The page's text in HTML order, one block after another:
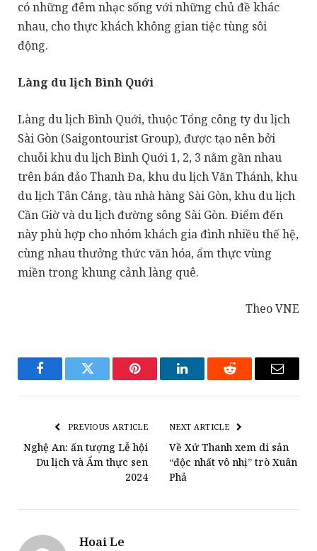
có những đêm nhạc sống với những chủ đề khác
nhau, cho thực khách không gian tiệc tùng sôi
động.
Làng du lịch Bình Quới
Làng du lịch Bình Quới, thuộc Tổng công ty du lịch
Sài Gòn (Saigontourist Group), được tạo nên bởi
chuỗi khu du lịch Bình Quới 1, 2, 3 nằm gần nhau
trên bán đảo Thanh Đa, khu du lịch Văn Thánh, khu
du lịch Tân Cảng, tàu nhà hàng Sài Gòn, khu du lịch
Cần Giờ và du lịch đường sông Sài Gòn. Điểm đến
này phù hợp cho nhóm khách gia đình nhiều thế hệ,
cùng nhau thưởng thức văn hóa, ẩm thực vùng
miền trong khung cảnh làng quê.
Theo VNE
FacebookTwitter Pinterest LinkedInReddit Email
PREVIOUS ARTICLE
Nghệ An: ấn tượng Lễ hội
Du lịch và Ẩm thực sen
2024
NEXT ARTICLE
Về Xứ Thanh xem di sản
“độc nhất vô nhị” trò Xuân
Phả
Hoai Le